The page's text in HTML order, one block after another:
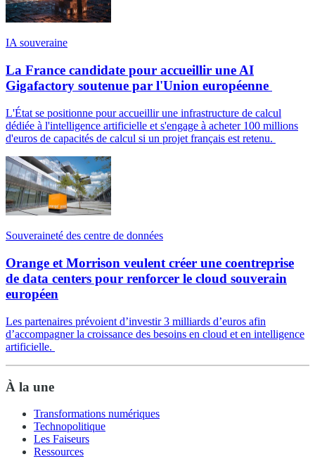
IA souveraine
La France candidate pour accueillir une AI
Gigafactory soutenue par l'Union européenne
L'État se positionne pour accueillir une infrastructure de calcul
dédiée à l'intelligence artificielle et s'engage à acheter 100 millions
d'euros de capacités de calcul si un projet français est retenu.
Souveraineté des centre de données
Orange et Morrison veulent créer une coentreprise
de data centers pour renforcer le cloud souverain
européen
Les partenaires prévoient d’investir 3 milliards d’euros afin
d’accompagner la croissance des besoins en cloud et en intelligence
artificielle.
À la une
Transformations numériques
Technopolitique
Les Faiseurs
Ressources